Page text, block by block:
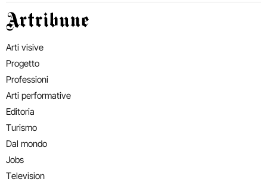
Artribune
Arti visive
Progetto
Professioni
Arti performative
Editoria
Turismo
Dal mondo
Jobs
Television